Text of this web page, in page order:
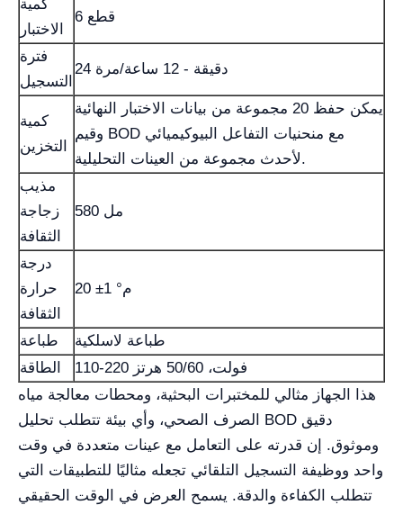
كمية
الاختبار
6 قطع
فترة
التسجيل
24 دقيقة - 12 ساعة/مرة
كمية
التخزين
يمكن حفظ 20 مجموعة من بيانات الاختبار النهائية
وقيم BOD مع منحنيات التفاعل البيوكيميائي
لأحدث مجموعة من العينات التحليلية.
مذيب
زجاجة
الثقافة
580 مل
درجة
حرارة
الثقافة
20 ±1 °م
طباعة
طباعة لاسلكية
الطاقة
110-220 فولت، 50/60 هرتز
هذا الجهاز مثالي للمختبرات البحثية، ومحطات معالجة مياه
الصرف الصحي، وأي بيئة تتطلب تحليل BOD دقيق
وموثوق. إن قدرته على التعامل مع عينات متعددة في وقت
واحد ووظيفة التسجيل التلقائي تجعله مثاليًا للتطبيقات التي
تتطلب الكفاءة والدقة. يسمح العرض في الوقت الحقيقي